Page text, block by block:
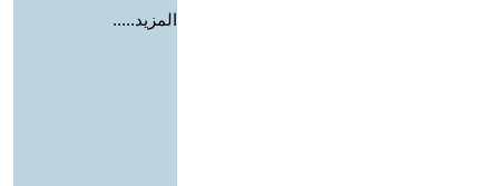
المزيد.....